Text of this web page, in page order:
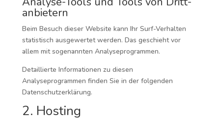
anbietern
Beim Besuch dieser Website kann Ihr Surf-Verhalten
statistisch ausgewertet werden. Das geschieht vor
allem mit sogenannten Analyseprogrammen.
Detaillierte Informationen zu diesen
Analyseprogrammen finden Sie in der folgenden
Datenschutzerklärung.
2. Hosting